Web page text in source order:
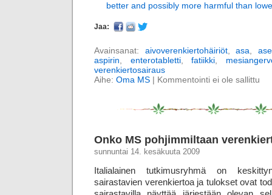
better and possibly more harmful than
Jaa:
Avainsanat: aivoverenkiertohäiriöt, asa
aspirin
enterotabletti, fatiikki
verenkiertosairaus
Aihe: Oma MS | Kommentointi ei ole sallittu
Onko MS pohjimmiltaan
sunnuntai 14. kesäkuuta 2009
Italialainen tutkimusryhmä on
sairastavien verenkiertoa ja tulokset ovat